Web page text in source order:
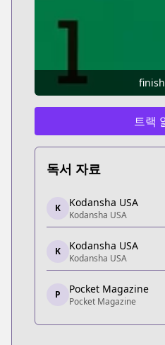
트랙
독서 자료
Kodansha USA
Kodansha USA
https://kodansha.us/
Kodansha USA
Kodansha USA
https://
Pocket Magazine
K Kodansha USA
Kodansha USA
K Kodansha USA
Kodansha USA
P Pocket Magazine
Pocket Magazine